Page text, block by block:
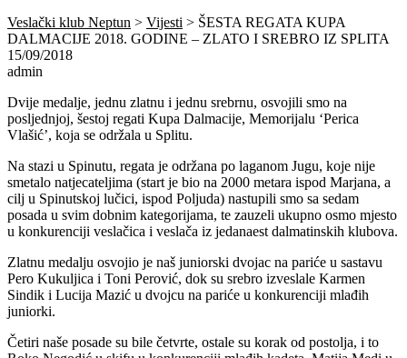
Veslački klub Neptun > Vijesti > ŠESTA REGATA KUPA
DALMACIJE 2018. GODINE – ZLATO I SREBRO IZ SPLITA
15/09/2018
admin
Dvije medalje, jednu zlatnu i jednu srebrnu, osvojili smo na
posljednjoj, šestoj regati Kupa Dalmacije, Memorijalu ‘Perica
Vlašić’, koja se održala u Splitu.
Na stazi u Spinutu, regata je održana po laganom Jugu, koje nije
smetalo natjecateljima (start je bio na 2000 metara ispod Marjana, a
cilj u Spinutskoj lučici, ispod Poljuda) nastupili smo sa sedam
posada u svim dobnim kategorijama, te zauzeli ukupno osmo mjesto
u konkurenciji veslačica i veslača iz jedanaest dalmatinskih klubova.
Zlatnu medalju osvojio je naš juniorski dvojac na pariće u sastavu
Pero Kukuljica i Toni Perović, dok su srebro izveslale Karmen
Sindik i Lucija Mazić u dvojcu na pariće u konkurenciji mlađih
juniorki.
Četiri naše posade su bile četvrte, ostale su korak od postolja, i to